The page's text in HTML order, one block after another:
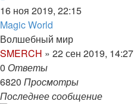
16 ноя 2019, 22:15
Magic World
Волшебный мир
SMERCH » 22 сен 2019, 14:27
0 Ответы
6820 Просмотры
Последнее сообщение